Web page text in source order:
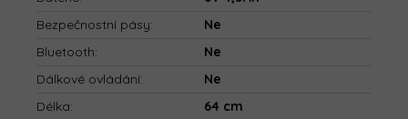
Bezpečnostní pásy:
Ne
Bluetooth:
Ne
Dálkové ovládání:
Ne
Délka:
64 cm